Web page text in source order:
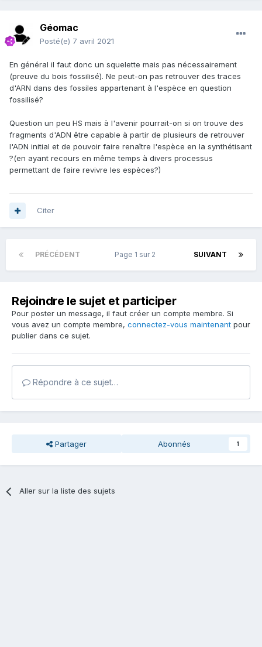
Géomac
Posté(e) 7 avril 2021
En général il faut donc un squelette mais pas nécessairement
(preuve du bois fossilisé). Ne peut-on pas retrouver des traces
d'ARN dans des fossiles appartenant à l'espèce en question
fossilisé?
Question un peu HS mais à l'avenir pourrait-on si on trouve des
fragments d'ADN être capable à partir de plusieurs de retrouver
l'ADN initial et de pouvoir faire renaître l'espèce en la synthétisant
?(en ayant recours en même temps à divers processus
permettant de faire revivre les espèces?)
Citer
PRÉCÉDENT SUIVANT
Page 1 sur 2
Rejoindre le sujet et participer
Pour poster un message, il faut créer un compte membre. Si
vous avez un compte membre, connectez-vous maintenant pour
publier dans ce sujet.
Répondre à ce sujet…
Partager Abonnés 1
Aller sur la liste des sujets